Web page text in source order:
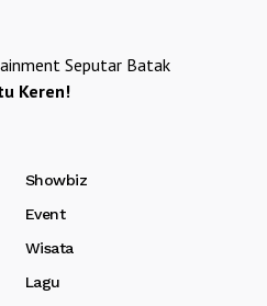
Seputar Batak
Keren!
Showbiz
Event
Wisata
Lagu